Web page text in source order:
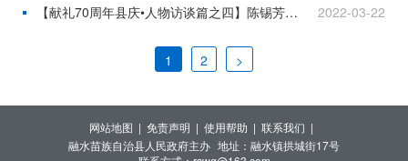
【献礼70周年县庆•人物访谈篇之四】陈锡芳：多角度多岗位 见证融水大发展
2022-03-22
1 2 >
网站地图 | 免责声明 | 使用帮助 | 联系我们 |
融水苗族自治县人民政府主办 地址：融水镇拱城街17号